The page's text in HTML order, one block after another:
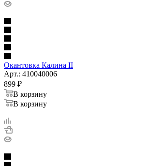
Окантовка Калина II
Арт.: 410040006
899 ₽
В корзину
В корзину